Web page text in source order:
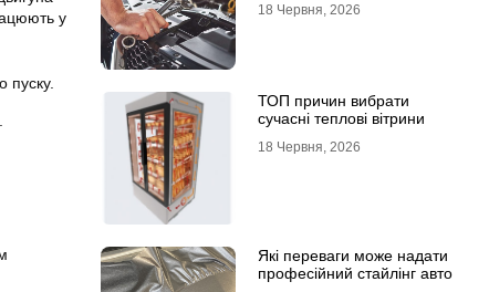
у
пуску.
впливає на страхові
18 Червня, 2026
ТОП причин вибрати
сучасні теплові вітрини
18 Червня, 2026
Які переваги може надати
професійний стайлінг авто